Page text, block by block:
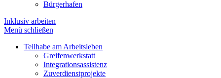
Bürgerhafen
Inklusiv arbeiten
Menü schließen
Teilhabe am Arbeitsleben
Greifenwerkstatt
Integrationsassistenz
Zuverdienstprojekte